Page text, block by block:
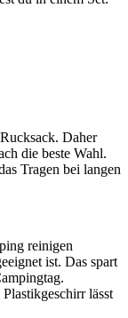
Daher
die⁣ beste Wahl.
‍Tragen⁢ bei langen‍
reinigen
ist. Das spart
lässt